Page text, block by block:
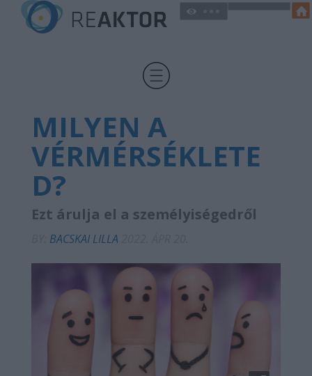
MILYEN A
VÉRMÉRSÉKLETE
D?
Ezt árulja el a személyiségedről
BACSKAI LILLA